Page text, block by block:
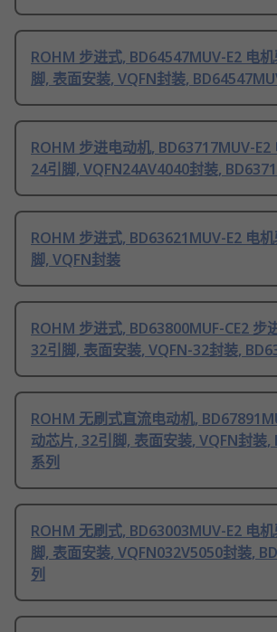
ROHM 步进式, BD64547MUV-E2 电机
脚, 表面安装, VQFN封装,
ROHM 步进电动机, BD63717MUV-E2
24引脚, VQFN24AV4040封装,
ROHM 步进式, BD63621MUV-E2 电机
脚, VQFN封装
ROHM 步进式, BD63800MUF-CE2 步
32引脚, 表面安装, VQFN-32封装,
ROHM 无刷式直流电动机,
动芯片, 32引脚, 表面安装, VQFN封装,
系列
ROHM 无刷式, BD63003MUV-E2 电机
脚, 表面安装, VQFN032V5050封装,
列